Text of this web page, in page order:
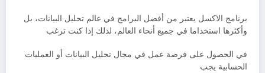
برنامج الاكسل يعتبر من أفضل البرامج في عالم تحليل البيانات، بل
وأكثرها استخداما في جميع أنحاء العالم، لذلك إذا كنت ترغب
في الحصول على فرصة عمل في مجال تحليل البيانات أو العمليات
الحسابية يجب